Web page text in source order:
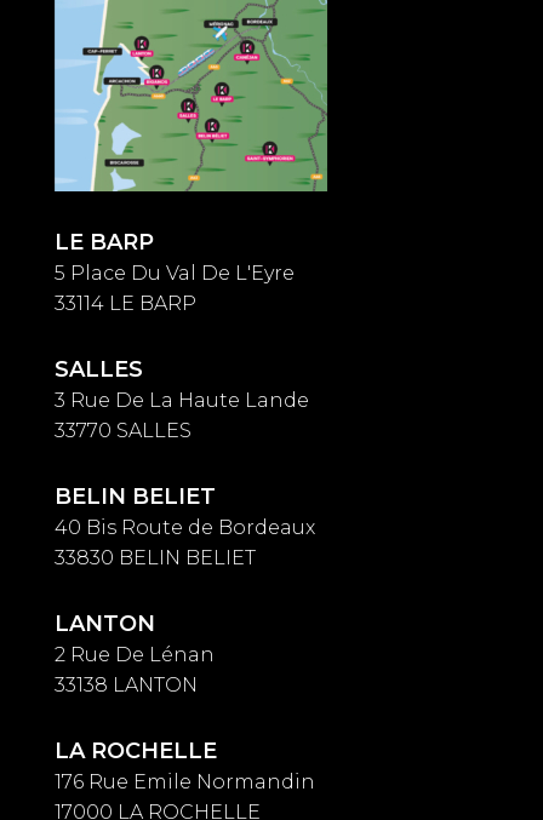
LE BARP
5 Place Du Val De L'Eyre
33114 LE BARP
SALLES
3 Rue De La Haute Lande
33770 SALLES
BELIN BELIET
40 Bis Route de Bordeaux
33830 BELIN BELIET
LANTON
2 Rue De Lénan
33138 LANTON
LA ROCHELLE
176 Rue Emile Normandin
17000 LA ROCHELLE